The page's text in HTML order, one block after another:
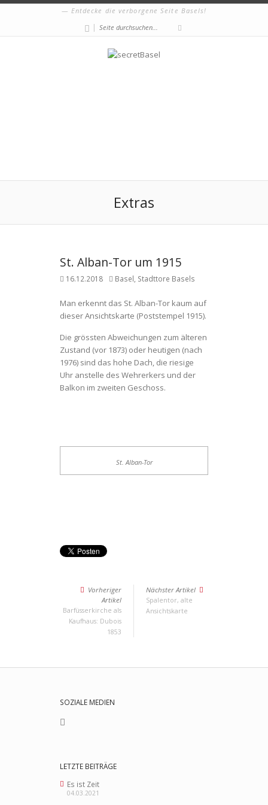
Entdecke die verborgene Seite Basels!
|
Extras
St. Alban-Tor um 1915
16.12.2018 Basel Stadttore Basels
Man erkennt das St. Alban-Tor kaum auf
dieser Ansichtskarte (Poststempel 1915).
Die grössten Abweichungen zum älteren
Zustand (vor 1873) oder heutigen (nach
1976) sind das hohe Dach, die riesige
Uhr anstelle des Wehrerkers und der
Balkon im zweiten Geschoss.
St. Alban-Tor
Vorheriger
Artikel
Barfüsserkirche als
Kaufhaus: Dubois
1853
Nächster Artikel
Spalentor, alte
Ansichtskarte
SOZIALE MEDIEN
LETZTE BEITRÄGE
Es ist Zeit
04.03.2021